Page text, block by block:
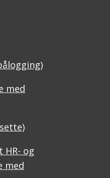
med
HR- og
med